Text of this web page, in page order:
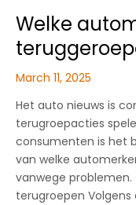
Welke
March 11, 2025
Het auto nieuws is
terugroepacties
consumenten is het
van welke
vanwege
terugroepen